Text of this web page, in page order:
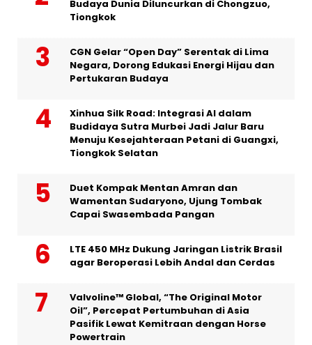
Budaya Dunia Diluncurkan di Chongzuo,
Tiongkok
CGN Gelar “Open Day” Serentak di Lima
Negara, Dorong Edukasi Energi Hijau dan
Pertukaran Budaya
Xinhua Silk Road: Integrasi AI dalam
Budidaya Sutra Murbei Jadi Jalur Baru
Menuju Kesejahteraan Petani di Guangxi,
Tiongkok Selatan
Duet Kompak Mentan Amran dan
Wamentan Sudaryono, Ujung Tombak
Capai Swasembada Pangan
LTE 450 MHz Dukung Jaringan Listrik Brasil
agar Beroperasi Lebih Andal dan Cerdas
Valvoline™ Global, “The Original Motor
Oil”, Percepat Pertumbuhan di Asia
Pasifik Lewat Kemitraan dengan Horse
Powertrain